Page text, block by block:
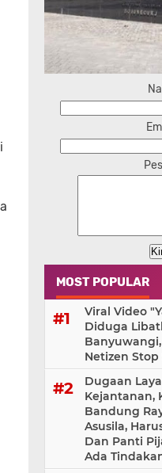
MOST POPULAR
Viral Video
Diduga
Netizen
Dugaan
Kejantanan,
Bandung
Asusila,
Dan Panti
Ada